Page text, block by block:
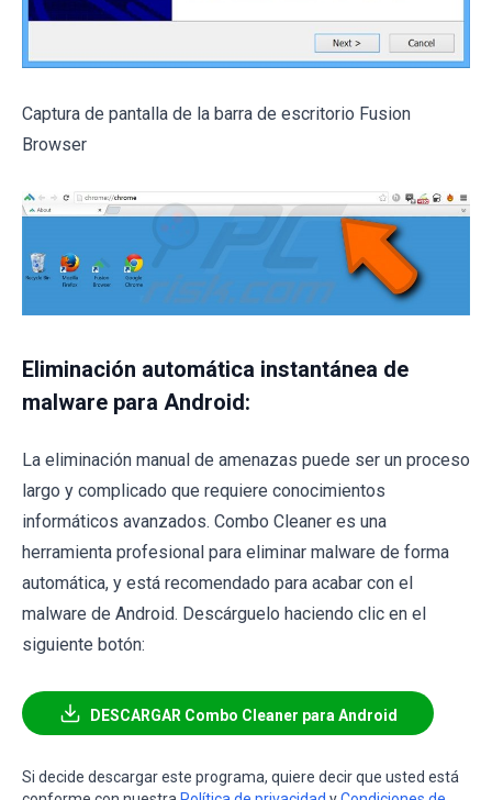
Captura de pantalla de la barra de escritorio Fusion
Browser
Eliminación automática instantánea de
malware para Android:
La eliminación manual de amenazas puede ser un proceso
largo y complicado que requiere conocimientos
informáticos avanzados. Combo Cleaner es una
herramienta profesional para eliminar malware de forma
automática, y está recomendado para acabar con el
malware de Android. Descárguelo haciendo clic en el
siguiente botón:
DESCARGAR Combo Cleaner para Android
Si decide descargar este programa, quiere decir que usted está